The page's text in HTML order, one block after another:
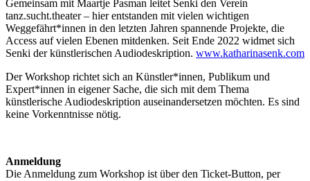
Gemeinsam mit Maartje Pasman leitet Senki den Verein
tanz.sucht.theater – hier entstanden mit vielen wichtigen
Weggefährt*innen in den letzten Jahren spannende Projekte, die
Access auf vielen Ebenen mitdenken. Seit Ende 2022 widmet sich
Senki der künstlerischen Audiodeskription. www.katharinasenk.com
Der Workshop richtet sich an Künstler*innen, Publikum und
Expert*innen in eigener Sache, die sich mit dem Thema
künstlerische Audiodeskription auseinandersetzen möchten. Es sind
keine Vorkenntnisse nötig.
Anmeldung
Die Anmeldung zum Workshop ist über den Ticket-Button, per